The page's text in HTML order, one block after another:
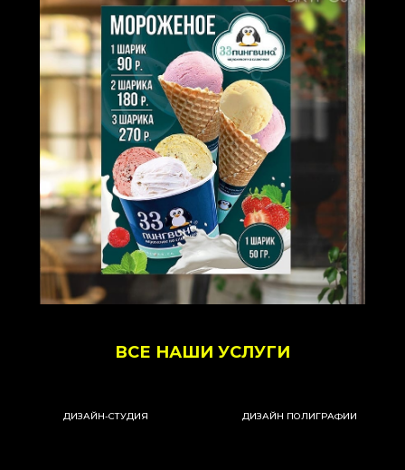
ВСЕ НАШИ УСЛУГИ
ДИЗАЙН-СТУДИЯ ДИЗАЙН ПОЛИГРАФИИ